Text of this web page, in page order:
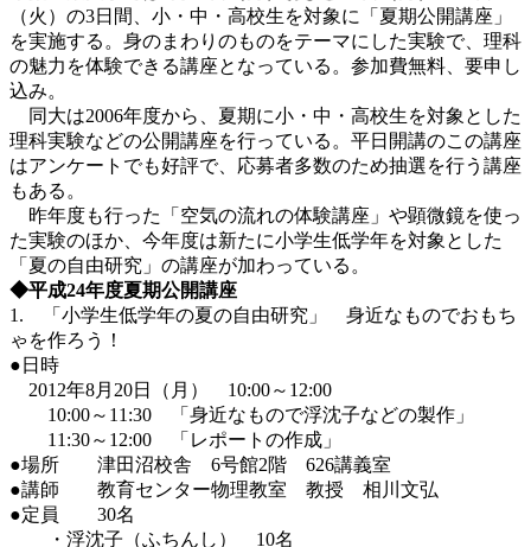
（火）の3日間、小・中・高校生を対象に「夏期公開講座」
を実施する。身のまわりのものをテーマにした実験で、理科
の魅力を体験できる講座となっている。参加費無料、要申し
込み。
同大は2006年度から、夏期に小・中・高校生を対象とした
理科実験などの公開講座を行っている。平日開講のこの講座
はアンケートでも好評で、応募者多数のため抽選を行う講座
もある。
昨年度も行った「空気の流れの体験講座」や顕微鏡を使っ
た実験のほか、今年度は新たに小学生低学年を対象とした
「夏の自由研究」の講座が加わっている。
◆平成24年度夏期公開講座
1. 「小学生低学年の夏の自由研究」 身近なものでおもち
ゃを作ろう！
●日時
2012年8月20日（月） 10:00～12:00
10:00～11:30 「身近なもので浮沈子などの製作」
11:30～12:00 「レポートの作成」
●場所 津田沼校舎 6号館2階 626講義室
●講師 教育センター物理教室 教授 相川文弘
●定員 30名
・浮沈子（ふちんし） 10名